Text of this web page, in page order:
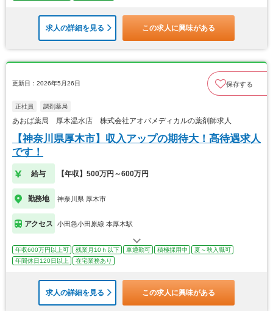
求人の詳細を見る この求人に興味がある
更新日：2026年5月26日 保存する
正社員 調剤薬局
あおば薬局 厚木温水店 株式会社アオバメディカルの薬剤師求人
【神奈川県厚木市】収入アップの期待大！高待遇求人
です！
給与 【年収】500万円～600万円
勤務地 神奈川県 厚木市
アクセス 小田急小田原線 本厚木駅
年収600万円以上可 残業月10ｈ以下 車通勤可 積極採用中
夏～秋入職可
年間休日120日以上
在宅業務あり
求人の詳細を見る この求人に興味がある